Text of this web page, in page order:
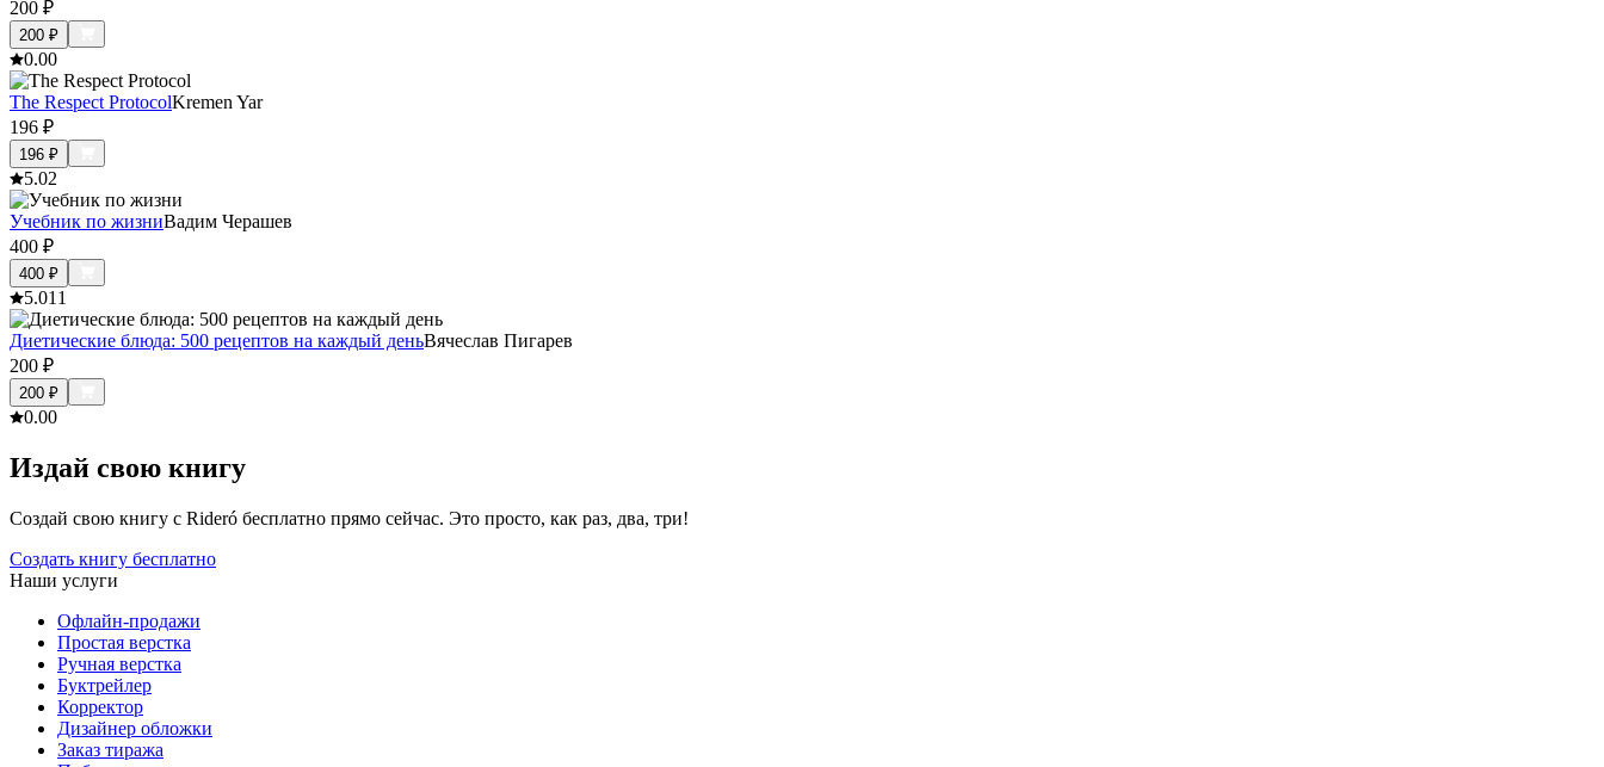
200 ₽
200 ₽
0.00
The Respect ProtocolKremen Yar
196 ₽
196 ₽
5.02
Учебник по жизниВадим Черашев
400 ₽
400 ₽
5.011
Диетические блюда: 500 рецептов на каждый деньВячеслав Пигарев
200 ₽
200 ₽
0.00
Издай свою книгу
Создай свою книгу с Rideró бесплатно прямо сейчас. Это просто, как раз, два, три!
Создать книгу бесплатно
Наши услуги
Офлайн-продажи
Простая верстка
Ручная верстка
Буктрейлер
Корректор
Дизайнер обложки
Заказ тиража